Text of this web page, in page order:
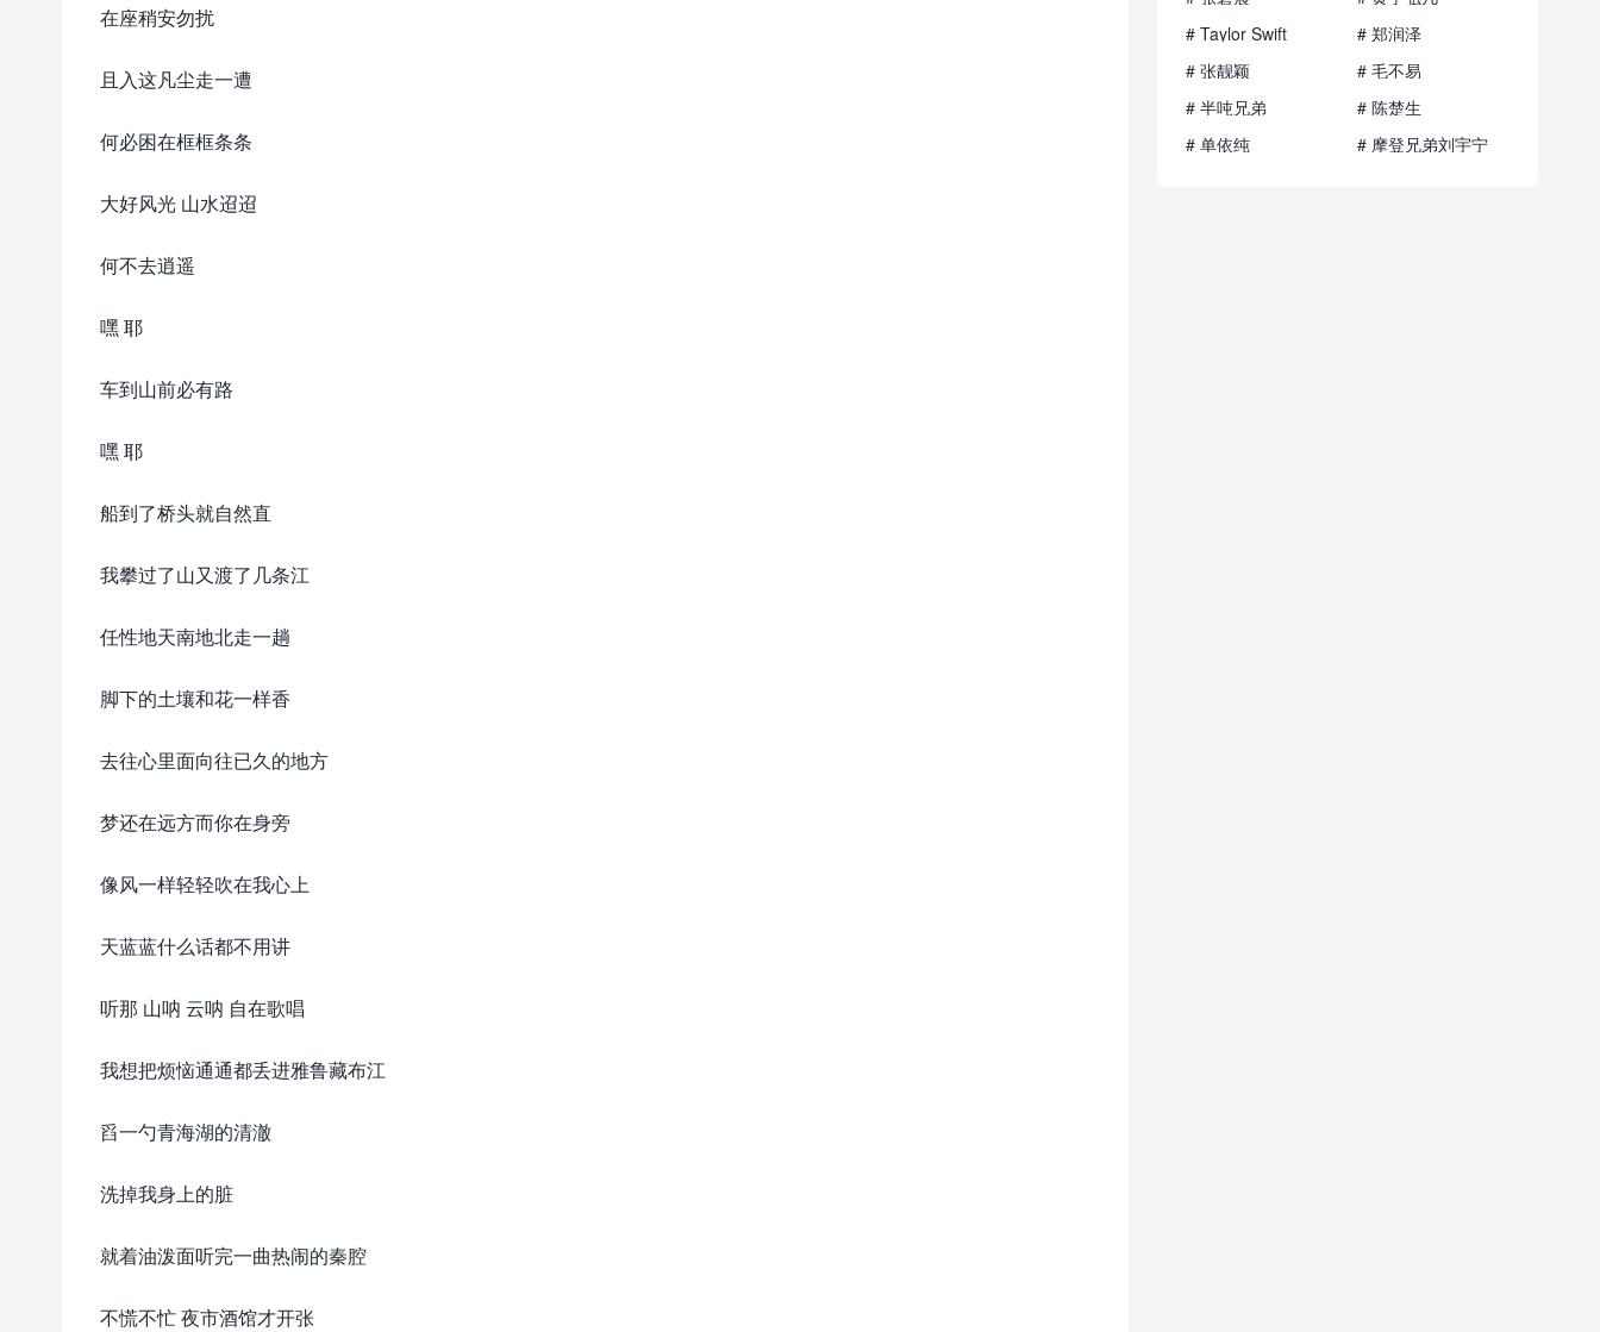
在座稍安勿扰
且入这凡尘走一遭
何必困在框框条条
大好风光 山水迢迢
何不去逍遥
嘿 耶
车到山前必有路
嘿 耶
船到了桥头就自然直
我攀过了山又渡了几条江
任性地天南地北走一趟
脚下的土壤和花一样香
去往心里面向往已久的地方
梦还在远方而你在身旁
像风一样轻轻吹在我心上
天蓝蓝什么话都不用讲
听那 山呐 云呐 自在歌唱
我想把烦恼通通都丢进雅鲁藏布江
舀一勺青海湖的清澈
洗掉我身上的脏
就着油泼面听完一曲热闹的秦腔
不慌不忙 夜市酒馆才开张
# Taylor Swift
# 郑润泽
# 张靓颖
# 毛不易
# 半吨兄弟
# 陈楚生
# 单依纯
# 摩登兄弟刘宇宁